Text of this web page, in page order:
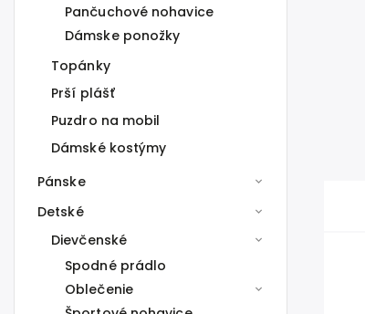
Pančuchové nohavice
Dámske ponožky
Topánky
Prší plášť
Puzdro na mobil
Dámské kostýmy
Pánske
Detské
Dievčenské
Spodné prádlo
Oblečenie